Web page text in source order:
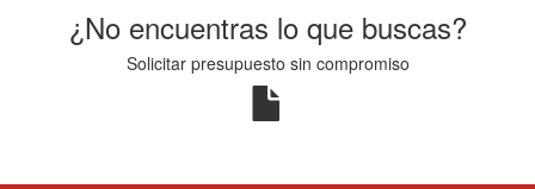
¿No encuentras lo que buscas?
Solicitar presupuesto sin compromiso